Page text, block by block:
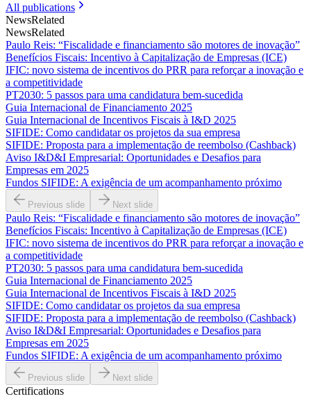
All publications
NewsRelated
NewsRelated
Paulo Reis: “Fiscalidade e financiamento são motores de inovação”
Benefícios Fiscais: Incentivo à Capitalização de Empresas (ICE)
IFIC: novo sistema de incentivos do PRR para reforçar a inovação e
a competitividade
PT2030: 5 passos para uma candidatura bem-sucedida
Guia Internacional de Financiamento 2025
Guia Internacional de Incentivos Fiscais à I&D 2025
SIFIDE: Como candidatar os projetos da sua empresa
SIFIDE: Proposta para a implementação de reembolso (Cashback)
Aviso I&D&I Empresarial: Oportunidades e Desafios para
Empresas em 2025
Fundos SIFIDE: A exigência de um acompanhamento próximo
Previous slide Next slide
Paulo Reis: “Fiscalidade e financiamento são motores de inovação”
Benefícios Fiscais: Incentivo à Capitalização de Empresas (ICE)
IFIC: novo sistema de incentivos do PRR para reforçar a inovação e
a competitividade
PT2030: 5 passos para uma candidatura bem-sucedida
Guia Internacional de Financiamento 2025
Guia Internacional de Incentivos Fiscais à I&D 2025
SIFIDE: Como candidatar os projetos da sua empresa
SIFIDE: Proposta para a implementação de reembolso (Cashback)
Aviso I&D&I Empresarial: Oportunidades e Desafios para
Empresas em 2025
Fundos SIFIDE: A exigência de um acompanhamento próximo
Previous slide Next slide
Certifications